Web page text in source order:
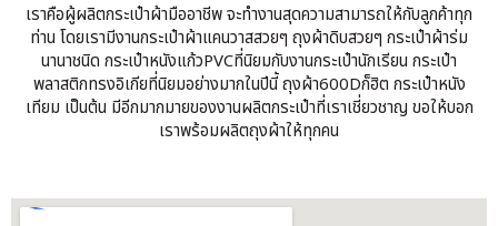
เราคือผู้ผลิตกระเป๋าผ้ามืออาชีพ จะทำงานสุดความสามารถให้กับลูกค้าทุก
ท่าน โดยเรามีงานกระเป๋าผ้าแคนวาสสวยๆ ถุงผ้าดิบสวยๆ กระเป๋าผ้าร่ม
นานาชนิด กระเป๋าหนังแก้วPVCที่นิยมกับงานกระเป๋านักเรียน กระเป๋า
พลาสติกทรงอิเกียที่นิยมอย่างมากในปีนี้ ถุงผ้า600Dก็ฮิต กระเป๋าหนัง
เทียม เป็นต้น มีอีกมากมายของงานผลิตกระเป๋าที่เราเชี่ยวชาญ ขอให้บอก
เราพร้อมผลิตถุงผ้าให้ทุกคน